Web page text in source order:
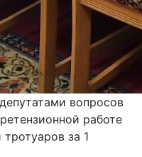
вопросов
работе
тротуаров за 1